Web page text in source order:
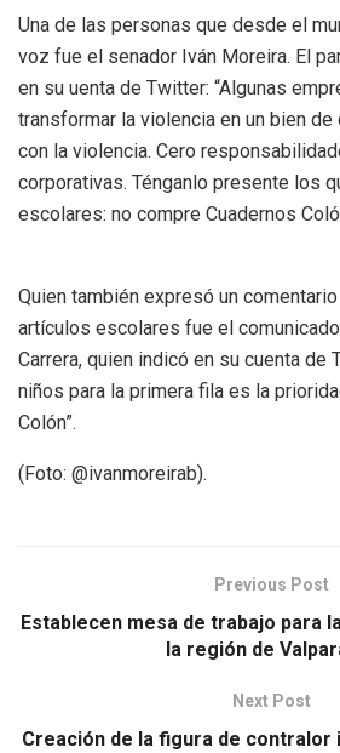
Una de las personas que desde el
voz fue el senador Iván Moreira. El
en su uenta de Twitter: “Algunas
transformar la violencia en un bien de
con la violencia. Cero
corporativas. Ténganlo presente los
escolares: no compre Cuadernos
Quien también expresó un
artículos escolares fue el
Carrera, quien indicó en su cuenta de
niños para la primera fila es la
Colón”.
(Foto: @ivanmoreirab).
Previous Post
Establecen mesa de trabajo para
la región de
Next Post
Creación de la figura de